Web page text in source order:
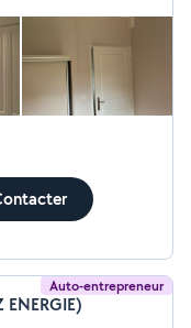
Auto-entrepreneur